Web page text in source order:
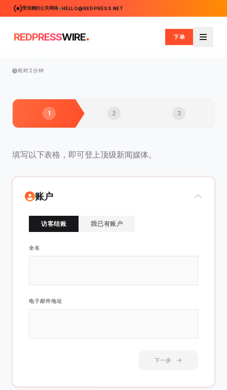
受信赖的公关网络 HELLO@REDPRESS.NET
REDPRESSWIRE. 下单
菜单
耗时2分钟
1 2 3
填写以下表格，即可登上顶级新闻媒体。
账户
访客结账 我已有账户
全名
电子邮件地址
下一步